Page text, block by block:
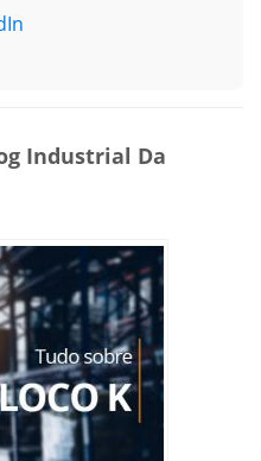
Industrial Da